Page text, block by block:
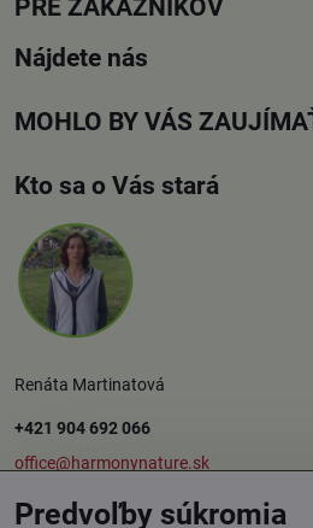
PRE ZÁKAZNÍKOV
Nájdete nás
MOHLO BY VÁS
Kto sa o Vás stará
Renáta Martinatová
+421 904 692 066
office@harmonynature.sk
Predvoľby súkromia